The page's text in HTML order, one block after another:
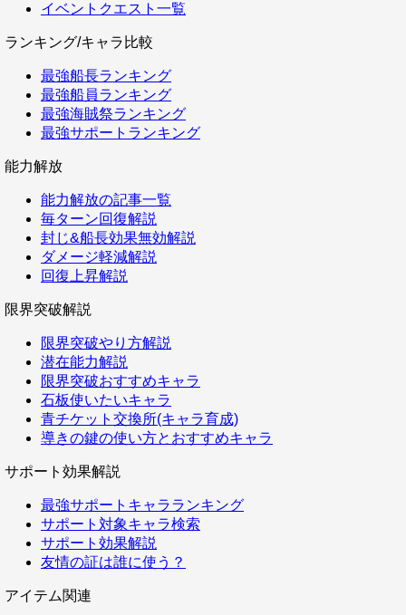
イベントクエスト一覧
ランキング/キャラ比較
最強船長ランキング
最強船員ランキング
最強海賊祭ランキング
最強サポートランキング
能力解放
能力解放の記事一覧
毎ターン回復解説
封じ&船長効果無効解説
ダメージ軽減解説
回復上昇解説
限界突破解説
限界突破やり方解説
潜在能力解説
限界突破おすすめキャラ
石板使いたいキャラ
青チケット交換所(キャラ育成)
導きの鍵の使い方とおすすめキャラ
サポート効果解説
最強サポートキャラランキング
サポート対象キャラ検索
サポート効果解説
友情の証は誰に使う？
アイテム関連